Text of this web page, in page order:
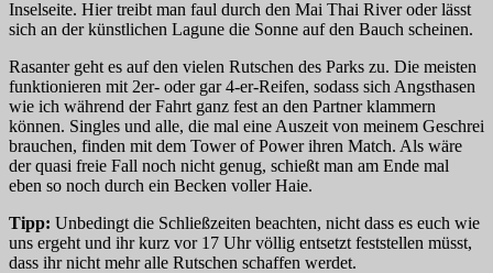
Inselseite. Hier treibt man faul durch den Mai Thai River oder lässt
sich an der künstlichen Lagune die Sonne auf den Bauch scheinen.
Rasanter geht es auf den vielen Rutschen des Parks zu. Die meisten
funktionieren mit 2er- oder gar 4-er-Reifen, sodass sich Angsthasen
wie ich während der Fahrt ganz fest an den Partner klammern
können. Singles und alle, die mal eine Auszeit von meinem Geschrei
brauchen, finden mit dem Tower of Power ihren Match. Als wäre
der quasi freie Fall noch nicht genug, schießt man am Ende mal
eben so noch durch ein Becken voller Haie.
Tipp: Unbedingt die Schließzeiten beachten, nicht dass es euch wie
uns ergeht und ihr kurz vor 17 Uhr völlig entsetzt feststellen müsst,
dass ihr nicht mehr alle Rutschen schaffen werdet.